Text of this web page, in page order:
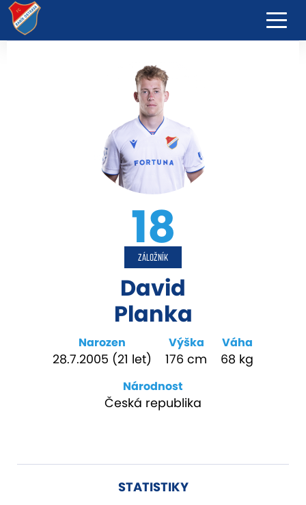
18
ZÁLOŽNÍK
David
Planka
Narozen
28.7.2005 (21 let)
Výška
176 cm
Váha
68 kg
Národnost
Česká republika
STATISTIKY